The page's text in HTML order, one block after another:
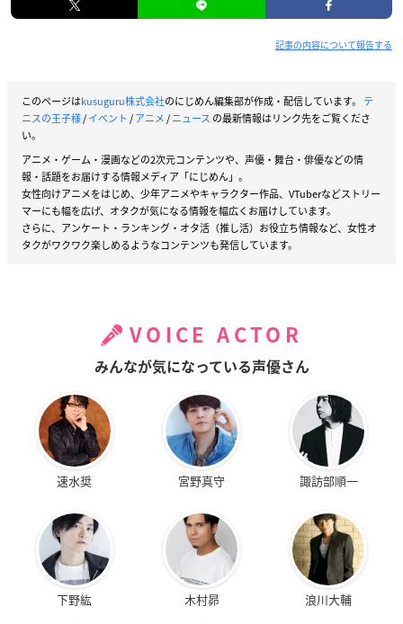
記事の内容について報告する
このページはkusuguru株式会社のにじめん編集部が作成・配信しています。 テ
ニスの王子様/イベント /アニメ/ニュース の最新情報はリンク先をご覧くださ
い。
アニメ・ゲーム・漫画などの2次元コンテンツや、声優・舞台・俳優などの情
報・話題をお届けする情報メディア「にじめん」。
女性向けアニメをはじめ、少年アニメやキャラクター作品、VTuberなどストリー
マーにも幅を広げ、オタクが気になる情報を幅広くお届けしています。
さらに、アンケート・ランキング・オタ活（推し活）お役立ち情報など、女性オ
タクがワクワク楽しめるようなコンテンツも発信しています。
VOICE ACTOR
みんなが気になっている声優さん
速水奨 宮野真守 諏訪部順一
下野紘 木村昴 浪川大輔